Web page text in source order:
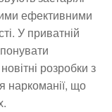
ефективними
У приватній
розробки з
наркоманії, що